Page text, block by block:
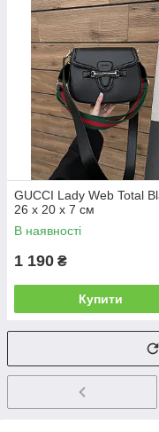
GUCCI Lady Web Total
26 х 20 х 7 см
В наявності
1 190 ₴
Купити